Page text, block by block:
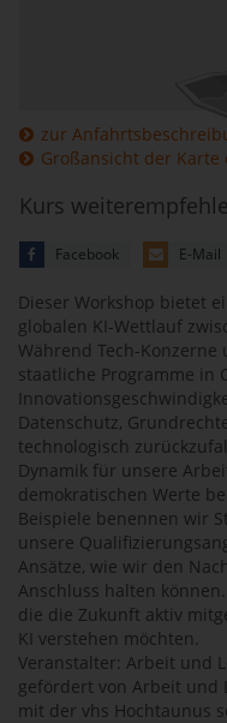
zur
Großansicht der Karte
Kurs
Facebook E-Mail
Dieser Workshop bietet
globalen KI-Wettlauf
Während Tech-
staatliche Programme in
Datenschutz,
technologisch
Dynamik für unsere
demokratischen Werte
Beispiele benennen wir
unsere
Ansätze, wie wir den
Anschluss halten
die die Zukunft aktiv
KI verstehen möchten.
Veranstalter: Arbeit und
gefördert von Arbeit und
mit der vhs Hochtaunus